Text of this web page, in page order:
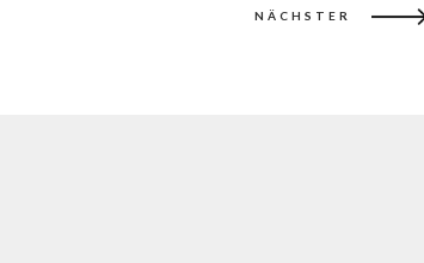
NÄCHSTER